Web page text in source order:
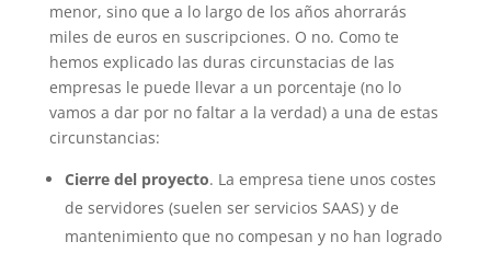
menor, sino que a lo largo de los años ahorrarás
miles de euros en suscripciones. O no. Como te
hemos explicado las duras circunstacias de las
empresas le puede llevar a un porcentaje (no lo
vamos a dar por no faltar a la verdad) a una de estas
circunstancias:
Cierre del proyecto. La empresa tiene unos costes
de servidores (suelen ser servicios SAAS) y de
mantenimiento que no compesan y no han logrado